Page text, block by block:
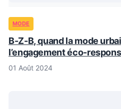
MODE
B-Z-B, quand la mode
l’engagement éco-
01 Août 2024